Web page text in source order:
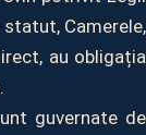
Camerele,
au obligația
guvernate de